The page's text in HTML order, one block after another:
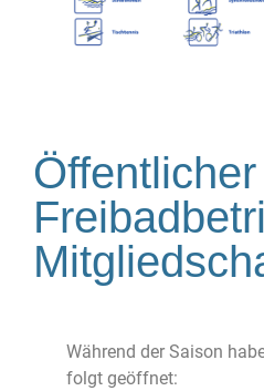
Öffentlicher
Während der Saison
folgt geöffnet: